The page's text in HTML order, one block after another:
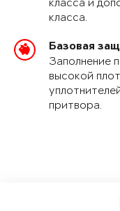
класса и
класса.
Базовая
Заполнение
высокой
притвора.